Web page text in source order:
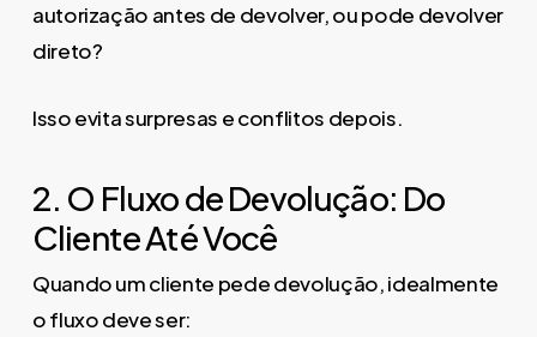
autorização antes de devolver, ou pode devolver
direto?
Isso evita surpresas e conflitos depois.
2. O Fluxo de Devolução: Do
Cliente Até Você
Quando um cliente pede devolução, idealmente
o fluxo deve ser: